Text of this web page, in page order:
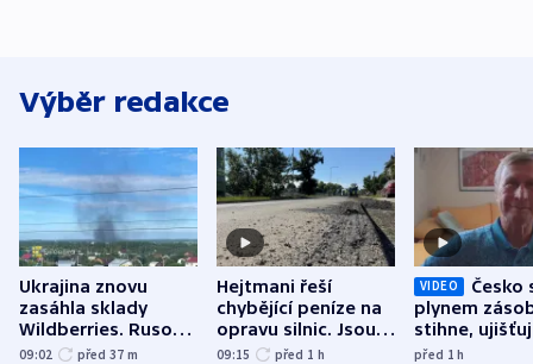
Výběr redakce
Ukrajina znovu
zasáhla sklady
Wildberries. Rusové
útočili v Charkovské
09:02 před 37 m
Hejtmani řeší
chybějící peníze na
opravu silnic. Jsou
nenárokové, namítá
09:15 před 1 h
VIDEO
Česko
plynem
stihne,
expert.
před 1h